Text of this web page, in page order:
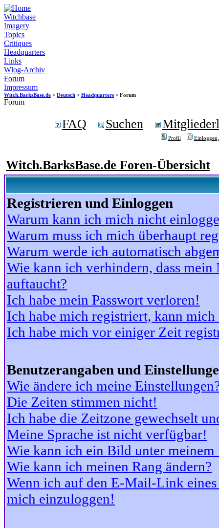
Witchbase
Imagery
Topics
Critiques
Headquarters
Links
Wlog-Archiv
Forum
Impressum
Witch.BarksBase.de > Deutsch > Headquarters > Forum
Forum
FAQ Suchen
Profil
Witch.BarksBase.de Foren-Übersicht
Registrieren und Einloggen
Warum kann ich mich nicht
Warum muss ich mich überhaupt
Warum werde ich automatisch
Wie kann ich verhindern, dass
auftaucht?
Ich habe mein Passwort verloren!
Ich habe mich registriert, kann
Ich habe mich vor einiger Zeit
Benutzerangaben und
Wie ändere ich meine
Die Zeiten stimmen nicht!
Ich habe die Zeitzone gewechselt
Meine Sprache ist nicht verfügbar!
Wie kann ich ein Bild unter meinem
Wie kann ich meinen Rang ändern?
Wenn ich auf den E-Mail-Link
mich einzuloggen!